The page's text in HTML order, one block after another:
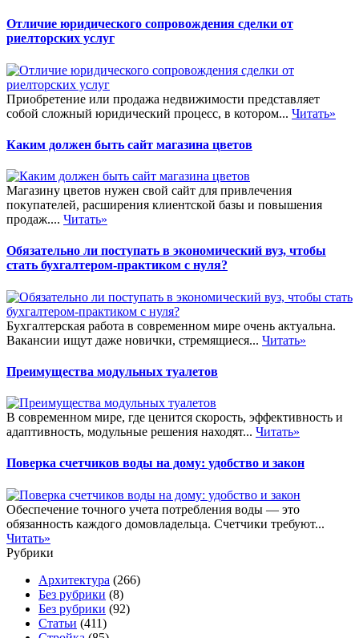
Отличие юридического сопровождения сделки от
риелторских услуг
Приобретение или продажа недвижимости представляет
собой сложный юридический процесс, в котором... Читать»
Каким должен быть сайт магазина цветов
Магазину цветов нужен свой сайт для привлечения
покупателей, расширения клиентской базы и повышения
продаж.... Читать»
Обязательно ли поступать в экономический вуз, чтобы
стать бухгалтером-практиком с нуля?
Бухгалтерская работа в современном мире очень актуальна.
Вакансии ищут даже новички, стремящиеся... Читать»
Преимущества модульных туалетов
В современном мире, где ценится скорость, эффективность и
адаптивность, модульные решения находят... Читать»
Поверка счетчиков воды на дому: удобство и закон
Обеспечение точного учета потребления воды — это
обязанность каждого домовладельца. Счетчики требуют...
Читать»
Рубрики
Архитектура (266)
Без рубрики (8)
Без рубрики (92)
Статьи (411)